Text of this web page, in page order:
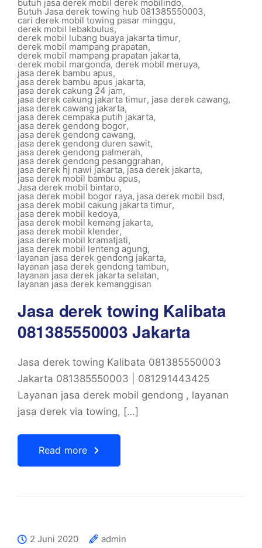
butuh jasa derek mobil derek mobilindo,
Butuh Jasa derek towing hub 081385550003,
cari derek mobil towing pasar minggu,
derek mobil lebakbulus,
derek mobil lubang buaya jakarta timur,
derek mobil mampang prapatan,
derek mobil mampang prapatan jakarta,
derek mobil margonda,derek mobil meruya,
jasa derek bambu apus,
jasa derek bambu apus jakarta,
jasa derek cakung 24 jam,
jasa derek cakung jakarta timur, jasa derek cawang,
jasa derek cawang jakarta,
jasa derek cempaka putih jakarta,
jasa derek gendong bogor,
jasa derek gendong cawang,
jasa derek gendong duren sawit,
jasa derek gendong palmerah,
jasa derek gendong pesanggrahan,
jasa derek hj nawi jakarta, jasa derek jakarta,
jasa derek mobil bambu apus,
Jasa derek mobil bintaro,
jasa derek mobil bogor raya, jasa derek mobil bsd,
jasa derek mobil cakung jakarta timur,
jasa derek mobil kedoya,
jasa derek mobil kemang jakarta,
jasa derek mobil klender,
jasa derek mobil kramatjati,
jasa derek mobil lenteng agung,
layanan jasa derek gendong jakarta,
layanan jasa derek gendong tambun,
layanan jasa derek jakarta selatan,
layanan jasa derek kemanggisan
Jasa derek towing Kalibata
081385550003 Jakarta
Jasa derek towing Kalibata 081385550003
Jakarta 081385550003 | 081291443425
Layanan jasa derek mobil gendong , layanan
jasa derek via towing, […]
Read more
2 Juni 2020
admin